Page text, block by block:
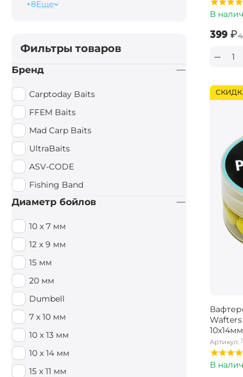
В
‍399‍₽
−
10х14мм
Артикул:
В
+8Еще
Фильтры товаров
Бренд
Carptoday Baits
FFEM Baits
Mad Carp Baits
UltraBaits
ASV-CODE
Fishing Band
Диаметр бойлов
10 х 7 мм
12 х 9 мм
15 мм
20 мм
Dumbell
7 х 10 мм
10 х 13 мм
10 х 14 мм
15 х 11 мм